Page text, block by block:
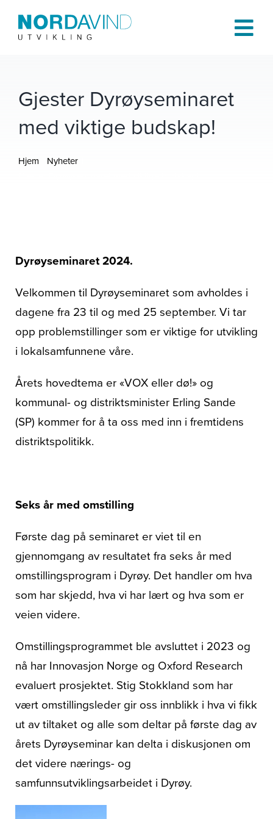
Om oss
Tjenester
Gjester Dyrøyseminaret
med viktige budskap!
Hjem
Nyheter
Dyrøyseminaret 2024.
Velkommen til Dyrøyseminaret som avholdes i
dagene fra 23 til og med 25 september. Vi tar
opp problemstillinger som er viktige for utvikling
i lokalsamfunnene våre.
Årets hovedtema er «VOX eller dø!» og
kommunal- og distriktsminister Erling Sande
(SP) kommer for å ta oss med inn i fremtidens
distriktspolitikk.
Seks år med omstilling
Første dag på seminaret er viet til en
gjennomgang av resultatet fra seks år med
omstillingsprogram i Dyrøy. Det handler om hva
som har skjedd, hva vi har lært og hva som er
veien videre.
Omstillingsprogrammet ble avsluttet i 2023 og
nå har Innovasjon Norge og Oxford Research
evaluert prosjektet. Stig Stokkland som har
vært omstillingsleder gir oss innblikk i hva vi fikk
ut av tiltaket og alle som deltar på første dag av
årets Dyrøyseminar kan delta i diskusjonen om
det videre nærings- og
samfunnsutviklingsarbeidet i Dyrøy.